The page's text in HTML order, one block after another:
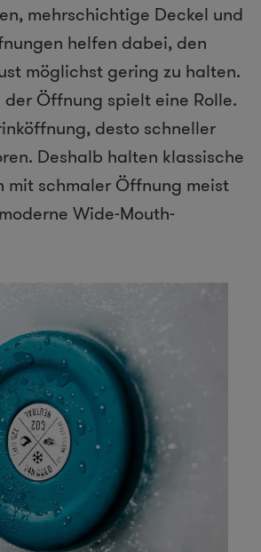
mehrschichtige Deckel und
helfen dabei, den
möglichst gering zu halten.
Öffnung spielt eine Rolle.
desto schneller
Deshalb halten klassische
mit schmaler Öffnung meist
Wide-Mouth-